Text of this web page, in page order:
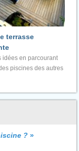
terrasse
idées en parcourant
piscines des autres
? »